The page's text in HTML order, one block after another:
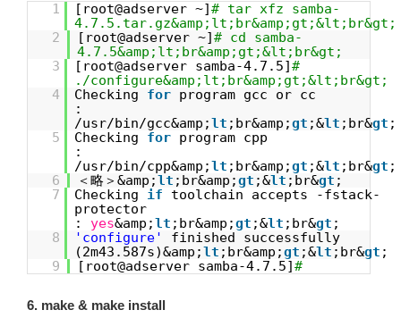
1 [root@adserver ~]# tar xfz samba-
4.7.5.tar.gz&amp;lt;br&amp;gt;&lt;br&gt;
2
[root@adserver ~]# cd samba-
4.7.5&amp;lt;br&amp;gt;&lt;br&gt;
3
[root@adserver samba-4.7.5]#
./configure&amp;lt;br&amp;gt;&lt;br&gt;
4
Checking for program gcc or cc
:
/usr/bin/gcc&amp;lt ;br&amp;gt ;&lt ;br&gt ;
5
Checking for program cpp
:
/usr/bin/cpp&amp;lt ;br&amp;gt ;&lt ;br&gt ;
6
＜略＞&amp;lt ;br&amp;gt ;&lt ;br&gt ;
7
Checking if
toolchain accepts -fstack-
: yes&amp;lt ;br&amp;gt ;&lt ;br&gt ;
8
'configure'
finished successfully
(2m43.587s)&amp;lt ;br&amp;gt ;&lt ;br&gt ;
9
[root@adserver samba-4.7.5]#
6. make & make install